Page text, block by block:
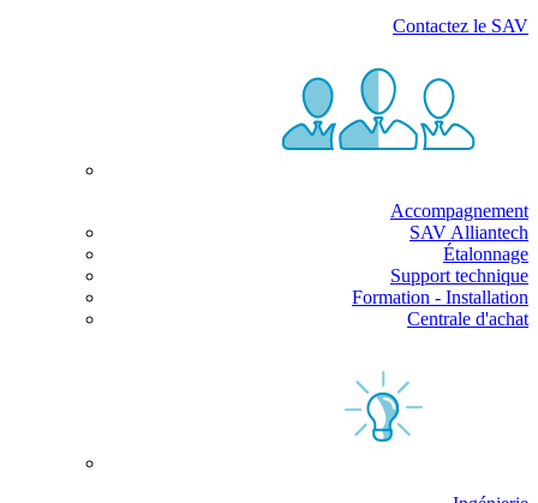
Contactez le SAV
Accompagnement
SAV Alliantech
Étalonnage
Support technique
Formation - Installation
Centrale d'achat